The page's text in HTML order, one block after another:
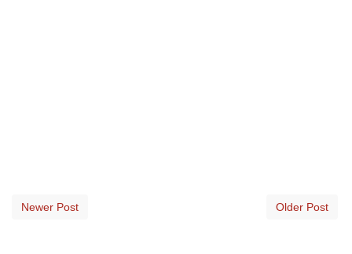
Newer Post Older Post